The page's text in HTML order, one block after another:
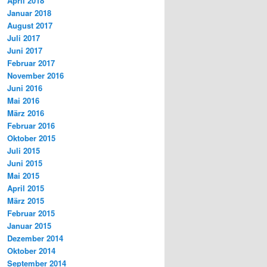
Januar 2018
August 2017
Juli 2017
Juni 2017
Februar 2017
November 2016
Juni 2016
Mai 2016
März 2016
Februar 2016
Oktober 2015
Juli 2015
Juni 2015
Mai 2015
April 2015
März 2015
Februar 2015
Januar 2015
Dezember 2014
Oktober 2014
September 2014